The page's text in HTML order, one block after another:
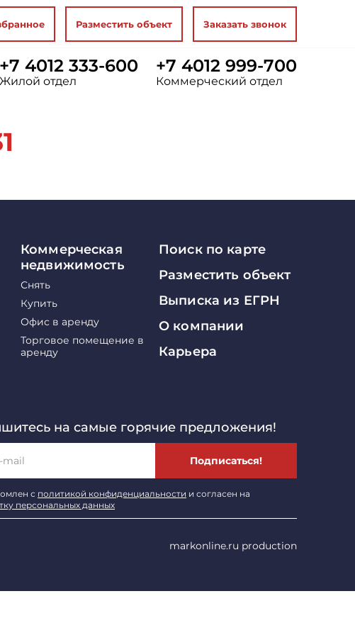
Разместить объект Заказать звонок
+7 4012 333-600
Жилой отдел
+7 4012 999-700
Коммерческий отдел
Коммерческая
недвижимость
Снять
Купить
Офис в аренду
Торговое помещение в
аренду
Поиск по карте
Разместить объект
Выписка из ЕГРН
О компании
Карьера
markonline.ru production
на самые горячие предложения!
Подписаться!
с политикой конфиденциальности и согласен на
персональных данных